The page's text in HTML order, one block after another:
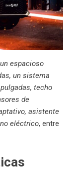
espacioso
un sistema
techo
de
asistente
eléctrico, entre